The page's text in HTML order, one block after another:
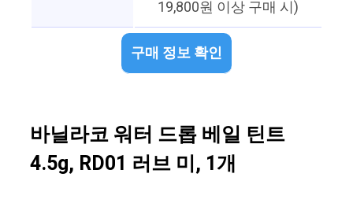
19,800원 이상 구매 시)
구매 정보 확인
바닐라코 워터 드롭 베일 틴트
4.5g, RD01 러브 미, 1개